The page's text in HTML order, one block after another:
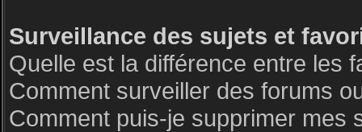
Surveillance des sujets et
Quelle est la différence entre les
Comment surveiller des forums
Comment puis-je supprimer mes